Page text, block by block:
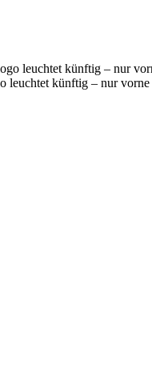
leuchtet künftig – nur